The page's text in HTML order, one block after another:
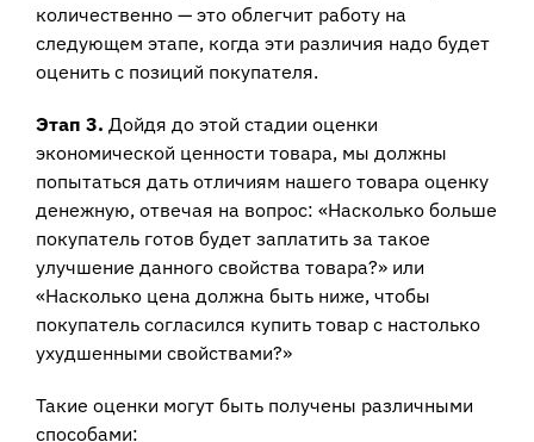
количественно — это облегчит работу на
следующем этапе, когда эти различия надо будет
оценить с позиций покупателя.
Этап 3. Дойдя до этой стадии оценки
экономической ценности товара, мы должны
попытаться дать отличиям нашего товара оценку
денежную, отвечая на вопрос: «Насколько больше
покупатель готов будет заплатить за такое
улучшение данного свойства товара?» или
«Насколько цена должна быть ниже, чтобы
покупатель согласился купить товар с настолько
ухудшенными свойствами?»
Такие оценки могут быть получены различными
способами: